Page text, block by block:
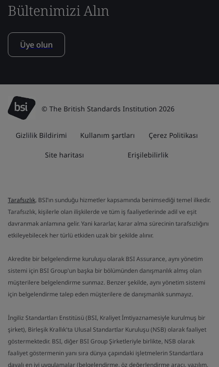
Bültenimizi Alın
Üye olun
© The British Standards Institution 2026
Gizlilik Bildirimi Kullanım şartları Çerez Politikası
Site haritası Erişilebilirlik
Tarafsızlık, BSI’ın sunduğu hizmetler kapsamında benimsediği temel ilkedir.
Tarafsızlık, kişilerle olan ilişkilerde ve tüm iş faaliyetlerinde adil ve eşit
davranmak anlamına gelir. Yani kararlar, karar alma sürecinin tarafsızlığını
etkileyebilecek her türlü etkiden uzak bir şekilde alınır.
Akredite bir belgelendirme kuruluşu olarak BSI Assurance, aynı yönetim
sistemi için BSI Group'un başka bir bölümünden danışmanlık almış olan
müşterilere belgelendirme sunmaz. Benzer şekilde, aynı yönetim sistemi
için belgelendirme talep eden müşterilere de danışmanlık sunmayız.
İngiliz Standartları Enstitüsü (BSI, Kraliyet İmtiyaznamesiyle kurulmuş bir
şirket), Birleşik Krallık'ta Ulusal Standartlar Kuruluşu (NSB) olarak faaliyet
göstermektedir. BSI, diğer BSI Group Şirketleriyle birlikte, NSB olarak
faaliyet göstermenin yanı sıra dünya çapındaki işletmelerin Standartlara
dayalı en iyi uygulamalar (belgelendirme, öz değerlendirme aracı, yazılım,